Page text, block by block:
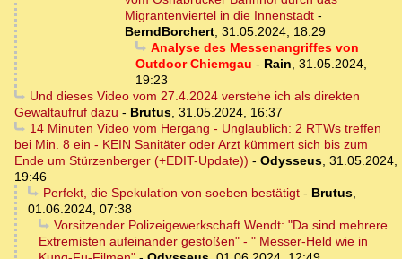
Migrantenviertel in die Innenstadt -
BerndBorchert, 31.05.2024, 18:29
Analyse des Messenangriffes von
Outdoor Chiemgau - Rain, 31.05.2024,
19:23
Und dieses Video vom 27.4.2024 verstehe ich als direkten
Gewaltaufruf dazu - Brutus, 31.05.2024, 16:37
14 Minuten Video vom Hergang - Unglaublich: 2 RTWs treffen
bei Min. 8 ein - KEIN Sanitäter oder Arzt kümmert sich bis zum
Ende um Stürzenberger (+EDIT-Update)) - Odysseus, 31.05.2024,
19:46
Perfekt, die Spekulation von soeben bestätigt- Brutus,
01.06.2024, 07:38
Vorsitzender Polizeigewerkschaft Wendt: "Da sind mehrere
Extremisten aufeinander gestoßen" - " Messer-Held wie in